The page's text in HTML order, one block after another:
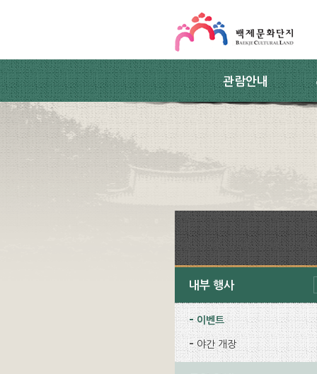
관람안내
내부 행사
이벤트
야간 개장